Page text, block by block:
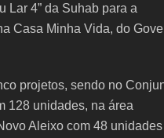
Lar 4” da Suhab para a
Casa Minha Vida, do
projetos, sendo no
128 unidades, na área
Aleixo com 48